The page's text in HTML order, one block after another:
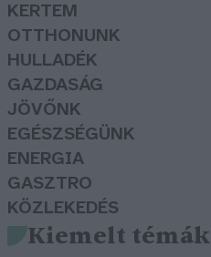
KERTEM
OTTHONUNK
HULLADÉK
GAZDASÁG
JÖVŐNK
EGÉSZSÉGÜNK
ENERGIA
GASZTRO
KÖZLEKEDÉS
Kiemelt témák